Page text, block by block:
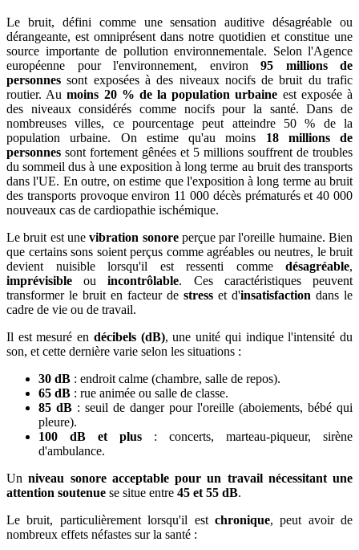
Le bruit, défini comme une sensation auditive désagréable ou
dérangeante, est omniprésent dans notre quotidien et constitue une
source importante de pollution environnementale. Selon l'Agence
européenne pour l'environnement, environ 95 millions de
personnes sont exposées à des niveaux nocifs de bruit du trafic
routier. Aumoins 20 % de la population urbaine est exposée à
des niveaux considérés comme nocifs pour la santé. Dans de
nombreuses villes, ce pourcentage peut atteindre 50 % de la
population urbaine. On estime qu'au moins 18 millions de
personnes sont fortement gênées et 5 millions souffrent de troubles
du sommeil dus à une exposition à long terme au bruit des transports
dans l'UE. En outre, on estime que l'exposition à long terme au bruit
des transports provoque environ 11 000 décès prématurés et 40 000
nouveaux cas de cardiopathie ischémique.
Le bruit est unevibration sonoreperçue par l'oreille humaine. Bien
que certains sons soient perçus comme agréables ou neutres, le bruit
devient nuisible lorsqu'il est ressenti comme désagréable,
imprévisible ouincontrôlable. Ces caractéristiques peuvent
transformer le bruit en facteur de stress et d'insatisfaction dans le
cadre de vie ou de travail.
Il est mesuré en décibels (dB), une unité qui indique l'intensité du
son, et cette dernière varie selon les situations :
30 dB : endroit calme (chambre, salle de repos).
65 dB : rue animée ou salle de classe.
85 dB : seuil de danger pour l'oreille (aboiements, bébé qui
pleure).
100 dB et plus : concerts, marteau-piqueur, sirène
d'ambulance.
Unniveau sonore acceptable pour un travail nécessitant une
attention soutenue se situe entre 45 et 55 dB.
Le bruit, particulièrement lorsqu'il est chronique, peut avoir de
nombreux effets néfastes sur la santé :